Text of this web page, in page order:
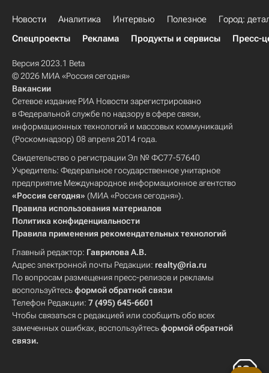
Новости Аналитика Интервью Полезное
Город:
Спецпроекты
Реклама Продукты и сервисы Пресс-
Версия 2023.1 Beta
© 2026 МИА «Россия сегодня»
Вакансии
Сетевое издание РИА Новости зарегистрировано
в Федеральной службе по надзору в сфере связи,
информационных технологий и массовых коммуникаций
(Роскомнадзор) 08 апреля 2014 года.
Свидетельство о регистрации Эл № ФС77-57640
Учредитель: Федеральное государственное унитарное
предприятие Международное информационное агентство
«Россия сегодня» (МИА «Россия сегодня»).
Правила использования материалов
Политика конфиденциальности
Правила применения рекомендательных технологий
Главный редактор: Гаврилова А.В.
Адрес электронной почты Редакции: realty@ria.ru
По вопросам размещения пресс-релизов и рекламы
воспользуйтесьформой обратной связи
Телефон Редакции: 7 (495) 645-6601
Чтобы связаться с редакцией или сообщить обо всех
замеченных ошибках, воспользуйтесьформой обратной
связи.